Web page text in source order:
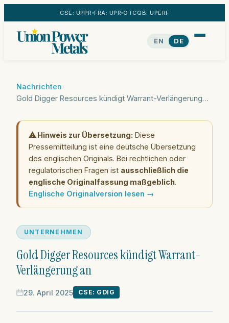
CSE: UPPR FRA: UPR OTCQB: UPERF
EN DE
Nachrichten›
Gold Digger Resources kündigt Warrant-Verlängerung an
⚠ Hinweis zur Übersetzung: Diese
Pressemitteilung ist eine deutsche Übersetzung
des englischen Originals. Bei rechtlichen oder
regulatorischen Fragen ist ausschließlich die
englische Originalfassung maßgeblich.
Englische Originalversion lesen →
UNTERNEHMEN
Gold Digger Resources kündigt Warrant-
Verlängerung an
29. April 2025 CSE: GDIG